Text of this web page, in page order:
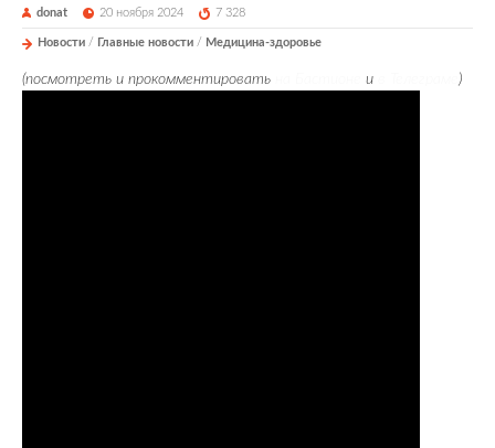
donat 20 ноября 2024 7 328
Новости / Главные новости / Медицина-здоровье
(посмотреть и прокомментировать и )